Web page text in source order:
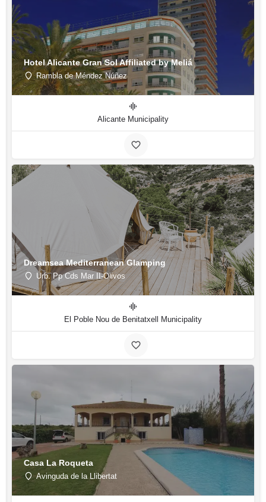
Hotel Alicante Gran Sol Affiliated by Meliá
Rambla de Méndez Núñez
Alicante Municipality
Dreamsea Mediterranean Glamping
Urb. Pp Cds Mar II-Olivos
El Poble Nou de Benitatxell Municipality
Casa La Roqueta
Avinguda de la Llibertat